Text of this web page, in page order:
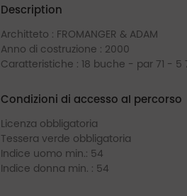
Description
Architteto : FROMANGER & ADAM
Anno di costruzione : 2000
Caratteristiche : 18 buche - par 71 - 5
Condizioni di accesso al percorso
Licenza obbligatoria
Tessera verde obbligatoria
Indice uomo min.: 54
Indice donna min. : 54